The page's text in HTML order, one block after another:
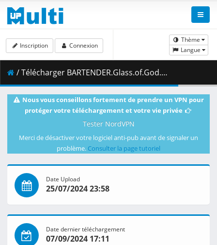
Thème
Langue
Inscription Connexion
/ Télécharger BARTENDER.Glass.of.God.S01E01.A.Gentle.Perch.1080p.CR.WEB-DL.AAC2.0.H.264.DUAL-VARYG.mkv.003 ( 478.60 MB )
Nous vous conseillons fortement de prendre un VPN pour
protéger votre téléchargement et votre vie privée
Tester NordVPN
Merci de désactiver votre logiciel anti-pub avant de signaler un
problème. Consulter la page tutoriel
Date Upload
25/07/2024 23:58
Date dernier téléchargement
07/09/2024 17:11